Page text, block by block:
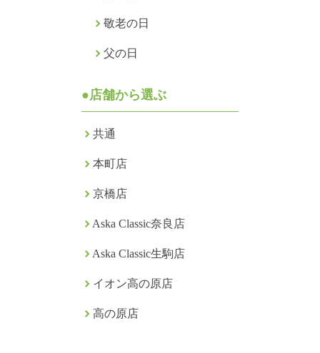
敬老の日
父の日
●店舗から選ぶ
共通
本町店
京橋店
Aska Classic奈良店
Aska Classic生駒店
イオン高の原店
高の原店